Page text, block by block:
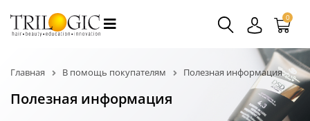
0
Главная В помощь покупателям Полезная информация
Полезная информация